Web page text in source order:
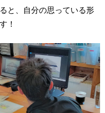
と、自分の思っている形
！